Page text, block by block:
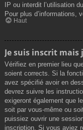
IP ou interdit l’utilisation
Pour plus d’informations,
Haut
Je suis inscrit mais
Vérifiez en premier lieu
soient corrects. Si la
avez spécifié avoir en
devrez suivre les
exigeront également que
soit par vous-même ou
puissiez ouvrir une
inscription. Si vous aviez